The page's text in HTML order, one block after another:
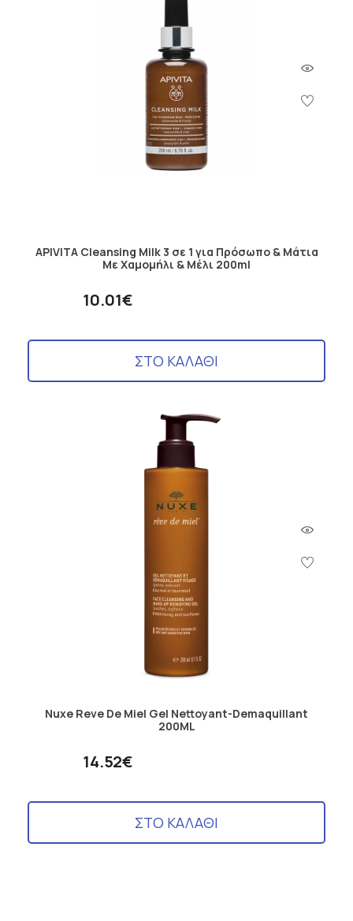
APIVITA Cleansing Milk 3 σε 1 για Πρόσωπο & Μάτια
Με Χαμομήλι & Μέλι 200ml
10.01€
ΣΤΟ ΚΑΛΑΘΙ
Nuxe Reve De Miel Gel Nettoyant-Demaquillant
200ML
14.52€
ΣΤΟ ΚΑΛΑΘΙ